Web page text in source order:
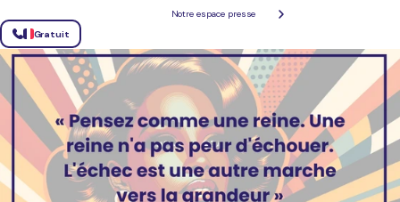
Notre espace presse
Gratuit
La résilience n'est pas seulement la capacité à surmonter les défis ; c'est aussi la
rebondir plus fort après un échec ou un imprévu